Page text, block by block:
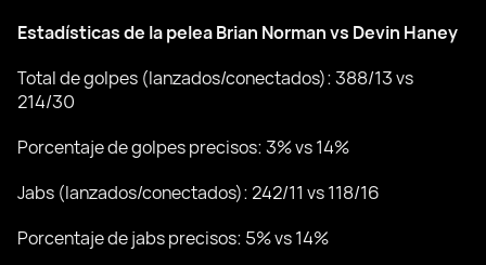
Estadísticas de la pelea Brian Norman vs Devin Haney
Total de golpes (lanzados/conectados): 388/13 vs
214/30
Porcentaje de golpes precisos: 3% vs 14%
Jabs (lanzados/conectados): 242/11 vs 118/16
Porcentaje de jabs precisos: 5% vs 14%